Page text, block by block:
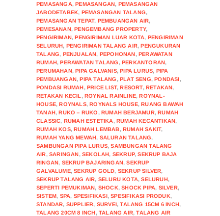
PEMASANGA,PEMASANGAN, PEMASANGAN
JABODETABEK, PEMASANGAN TALANG,
PEMASANGAN TEPAT, PEMBUANGAN AIR,
PEMESANAN,PENGEMBANG PROPERTY,
PENGIRIMAN,PENGIRIMAN LUAR KOTA, PENGIRIMAN
SELURUH, PENGIRIMAN TALANG AIR,PENGUKURAN
TALANG, PENJUALAN, PEPOHONAN,PERAWATAN
RUMAH,PERAWATAN TALANG ,PERKANTORAN,
PERUMAHAN,PIPA GALVANIS,PIPA LURUS, PIPA
PEMBUANGAN,PIPA TALANG ,PLAT SENG,PONDASI,
PONDASI RUMAH,PRICE LIST,RESORT,RETAKAN,
RETAKAN KECIL ,ROYNAL RAINLINE,ROYNAL-
HOUSE,ROYNALS,ROYNALS HOUSE,RUANG BAWAH
TANAH,RUKO – RUKO ,RUMAH BERJAMUR,RUMAH
CLASSIC, RUMAH ESTETIKA,RUMAH KECANTIKAN,
RUMAH KOS,RUMAH LEMBAB,RUMAH SAKIT,
RUMAH YANG MEWAH, SALURAN TALANG,
SAMBUNGAN PIPA LURUS,SAMBUNGAN TALANG
AIR,SARINGAN,SEKOLAH, SEKRUP,SEKRUP BAJA
RINGAN, SEKRUP BAJARINGAN,SEKRUP
GALVALUME,SEKRUP GOLD, SEKRUP SILVER,
SEKRUP TALANG AIR, SELURU KOTA,SELURUH,
SEPERTI PEMUKIMAN, SHOCK,SHOCK PIPA, SILVER,
SISTEM, SPA, SPESIFIKASI,SPESIFIKASI PRODUK,
STANDAR, SUPPLIER, SURVEI,TALANG 15CM 6 INCH,
TALANG 20CM 8 INCH,TALANG AIR,TALANG AIR